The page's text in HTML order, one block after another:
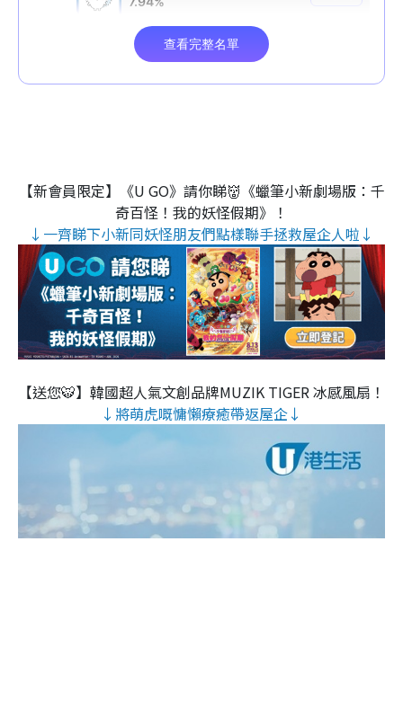
【新會員限定】《U GO》請你睇👹《蠟筆小新劇場版：千
奇百怪！我的妖怪假期》！
↓一齊睇下小新同妖怪朋友們點樣聯手拯救屋企人啦↓
【送您🐯】韓國超人氣文創品牌MUZIK TIGER 冰感風扇！
↓將萌虎嘅慵懶療癒帶返屋企↓